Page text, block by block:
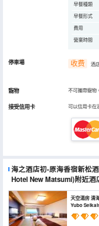
早餐種類
早餐形式
費用
營業時間
停車場 收费 酒
寵物 不可攜帶寵物
接受信用卡 可以信用卡在
海之酒店初-原海香宿新松
Hotel New Matsumi)附近酒
天空湯房 清海莊
Yubo